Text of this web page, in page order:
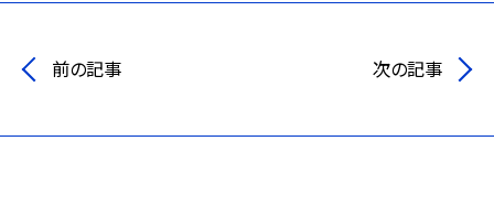
前の記事 次の記事